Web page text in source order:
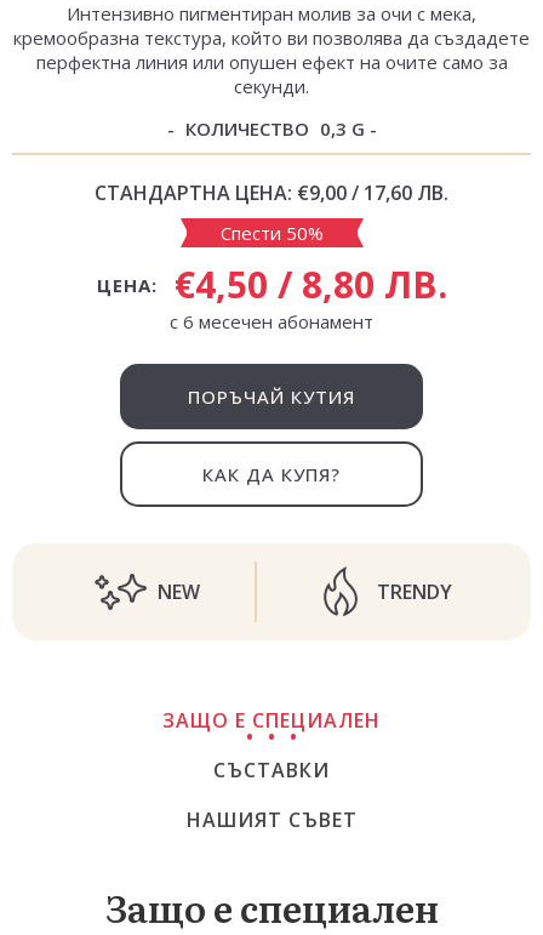
Интензивно пигментиран молив за очи с мека,
кремообразна текстура, който ви позволява да създадете
перфектна линия или опушен ефект на очите само за
секунди.
КОЛИЧЕСТВО 0,3 G
СТАНДАРТНА ЦЕНА: €9,00 / 17,60 ЛВ.
Спести 50%
ЦЕНА: €4,50 / 8,80 ЛВ.
с 6 месечен абонамент
ПОРЪЧАЙ КУТИЯ
КАК ДА КУПЯ?
NEW TRENDY
ЗАЩО Е СПЕЦИАЛЕН
СЪСТАВКИ
НАШИЯТ СЪВЕТ
Защо е специален